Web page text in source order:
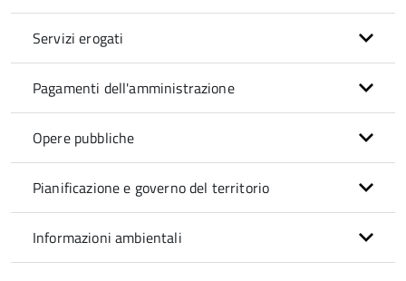
Servizi erogati
Pagamenti dell'amministrazione
Opere pubbliche
Pianificazione e governo del territorio
Informazioni ambientali